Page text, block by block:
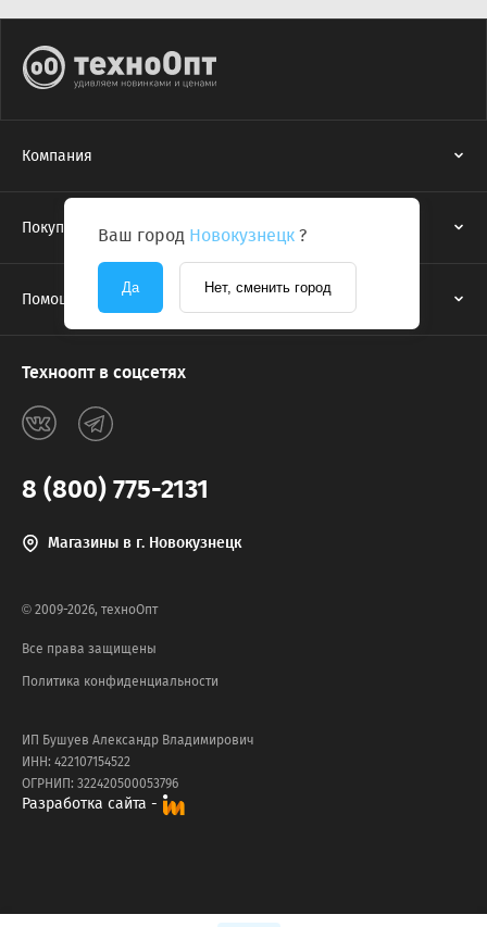
Ваш город Новокузнецк ?
Да Нет, сменить город
Компания
Покупателям
Помощь
Техноопт в соцсетях
8 (800) 775-2131
Магазины в г. Новокузнецк
© 2009-2026, техноОпт
Все права защищены
Политика конфиденциальности
ИП Бушуев Александр Владимирович
ИНН: 422107154522
ОГРНИП: 322420500053796
Разработка сайта -